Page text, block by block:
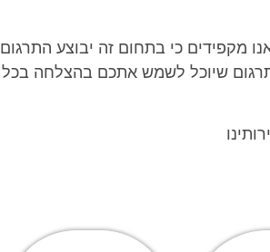
מקפידים כי בתחום זה יבוצע התרגום
תרגום שיוכל לשמש אתכם בהצלחה בכל